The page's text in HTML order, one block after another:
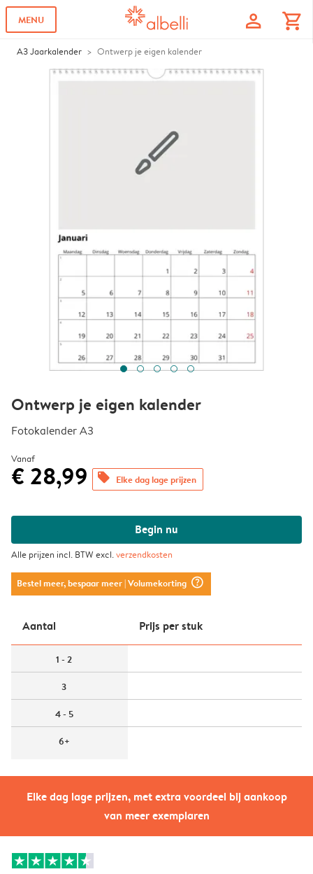
MENU profile shopping_cart
A3 Jaarkalender Ontwerp je eigen kalender
Elke dag lage prijzen, met extra voordeel bij aankoop
van meer exemplaren
Ontwerp je eigen kalender
Fotokalender A3
Vanaf
€ 28,99 offers Elke dag lage prijzen
Begin nu
Alle prijzen incl. BTW excl.verzendkosten
Bestel meer, bespaar meer| Volumekorting question_mark_circle
Aantal Prijs per stuk
1 - 2
3
4 - 5
6+